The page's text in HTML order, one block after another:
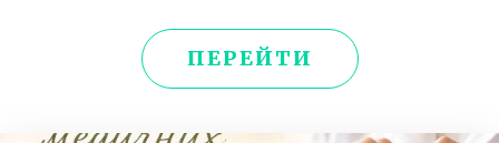
ПЕРЕЙТИ